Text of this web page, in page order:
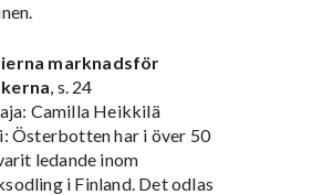
marknadsför
, s. 24
Camilla Heikkilä
Österbotten har i över 50
ledande inom
i Finland. Det odlas